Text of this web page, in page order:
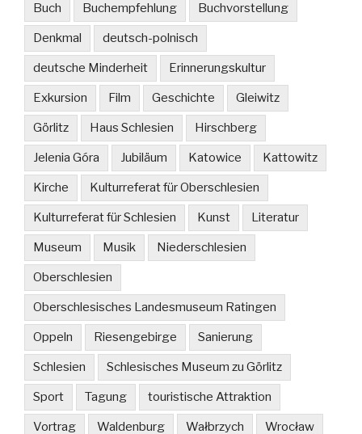
Buch Buchempfehlung Buchvorstellung
Denkmal deutsch-polnisch
deutsche Minderheit Erinnerungskultur
Exkursion Film Geschichte Gleiwitz
Görlitz Haus Schlesien Hirschberg
Jelenia Góra Jubiläum Katowice Kattowitz
Kirche Kulturreferat für Oberschlesien
Kulturreferat für Schlesien Kunst Literatur
Museum Musik Niederschlesien
Oberschlesien
Oberschlesisches Landesmuseum Ratingen
Oppeln Riesengebirge Sanierung
Schlesien Schlesisches Museum zu Görlitz
Sport Tagung touristische Attraktion
Vortrag Waldenburg Wałbrzych Wrocław